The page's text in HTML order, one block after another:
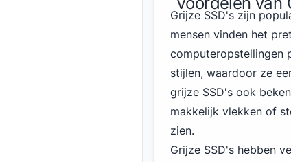
Grijze SSD's zijn
mensen vinden het
computeropstellingen
stijlen, waardoor ze
grijze SSD's ook
makkelijk vlekken of
zien.
Grijze SSD's hebben